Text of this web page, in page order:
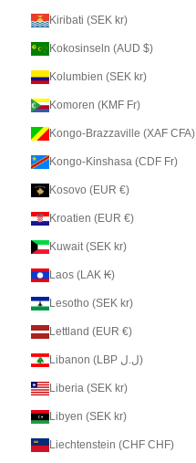
Kiribati (SEK kr)
Kokosinseln (AUD $)
Kolumbien (SEK kr)
Komoren (KMF Fr)
Kongo-Brazzaville (XAF CFA)
Kongo-Kinshasa (CDF Fr)
Kosovo (EUR €)
Kroatien (EUR €)
Kuwait (SEK kr)
Laos (LAK ₭)
Lesotho (SEK kr)
Lettland (EUR €)
Libanon (LBP ل.ل)
Liberia (SEK kr)
Libyen (SEK kr)
Liechtenstein (CHF CHF)